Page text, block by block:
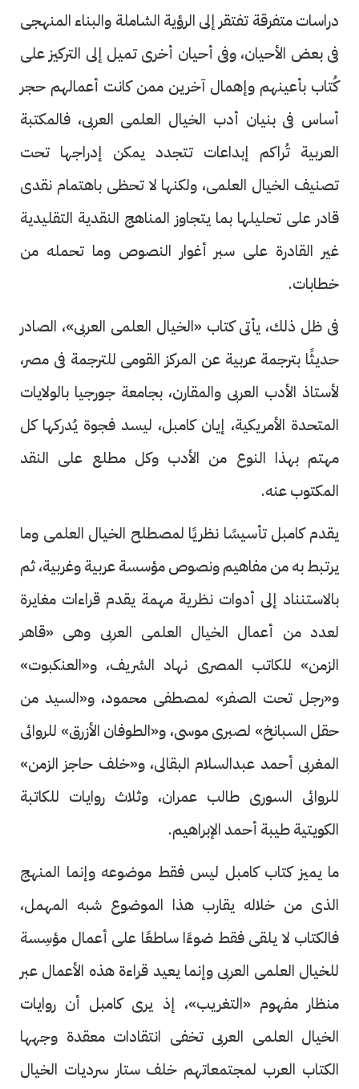
دراسات متفرقة تفتقر إلى الرؤية الشاملة والبناء المنهجى
فى بعض الأحيان، وفى أحيان أخرى تميل إلى التركيز على
كُتاب بأعينهم وإهمال آخرين ممن كانت أعمالهم حجر
أساس فى بنيان أدب الخيال العلمى العربى، فالمكتبة
العربية تُراكم إبداعات تتجدد يمكن إدراجها تحت
تصنيف الخيال العلمى، ولكنها لا تحظى باهتمام نقدى
قادر على تحليلها بما يتجاوز المناهج النقدية التقليدية
غير القادرة على سبر أغوار النصوص وما تحمله من
خطابات.
فى ظل ذلك، يأتى كتاب «الخيال العلمى العربى»، الصادر
حديثًا بترجمة عربية عن المركز القومى للترجمة فى مصر،
لأستاذ الأدب العربى والمقارن، بجامعة جورجيا بالولايات
المتحدة الأمريكية، إيان كامبل، ليسد فجوة يُدركها كل
مهتم بهذا النوع من الأدب وكل مطلع على النقد
المكتوب عنه.
يقدم كامبل تأسيسًا نظريًا لمصطلح الخيال العلمى وما
يرتبط به من مفاهيم ونصوص مؤسسة عربية وغربية، ثم
بالاستنناد إلى أدوات نظرية مهمة يقدم قراءات مغايرة
لعدد من أعمال الخيال العلمى العربى وهى «قاهر
الزمن» للكاتب المصرى نهاد الشريف، و«العنكبوت»
و«رجل تحت الصفر» لمصطفى محمود، و«السيد من
حقل السبانخ» لصبرى موسى، و«الطوفان الأزرق» للروائى
المغربى أحمد عبدالسلام البقالى، و«خلف حاجز الزمن»
للروائى السورى طالب عمران، وثلاث روايات للكاتبة
الكويتية طيبة أحمد الإبراهيم.
ما يميز كتاب كامبل ليس فقط موضوعه وإنما المنهج
الذى من خلاله يقارب هذا الموضوع شبه المهمل،
فالكتاب لا يلقى فقط ضوءًا ساطعًا على أعمال مؤسِسة
للخيال العلمى العربى وإنما يعيد قراءة هذه الأعمال عبر
منظار مفهوم «التغريب»، إذ يرى كامبل أن روايات
الخيال العلمى العربى تخفى انتقادات معقدة وجهها
الكتاب العرب لمجتمعاتهم خلف ستار سرديات الخيال